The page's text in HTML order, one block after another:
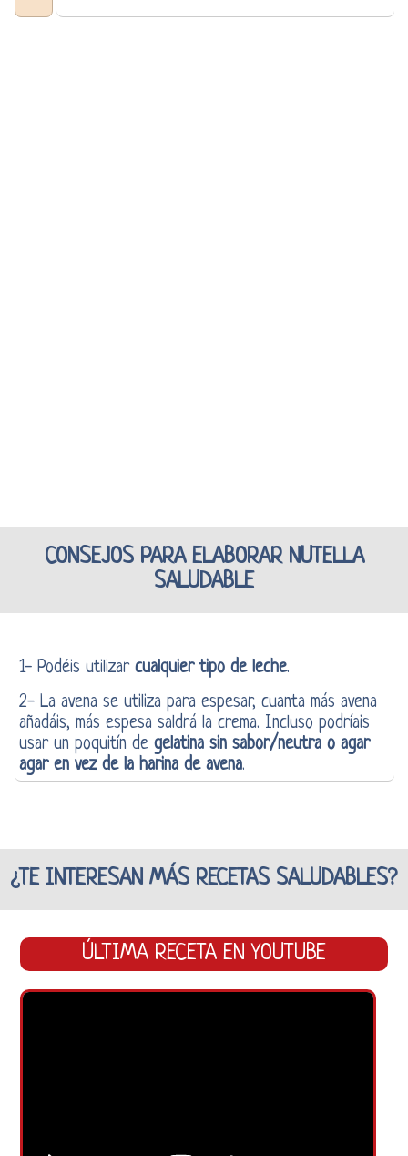
CONSEJOS PARA ELABORAR NUTELLA
SALUDABLE
1- Podéis utilizar cualquier tipo de leche.
2- La avena se utiliza para espesar, cuanta más avena
añadáis, más espesa saldrá la crema. Incluso podríais
usar un poquitín de gelatina sin sabor/neutra o agar
agar en vez de la harina de avena.
¿TE INTERESAN MÁS RECETAS SALUDABLES?
ÚLTIMA RECETA EN YOUTUBE